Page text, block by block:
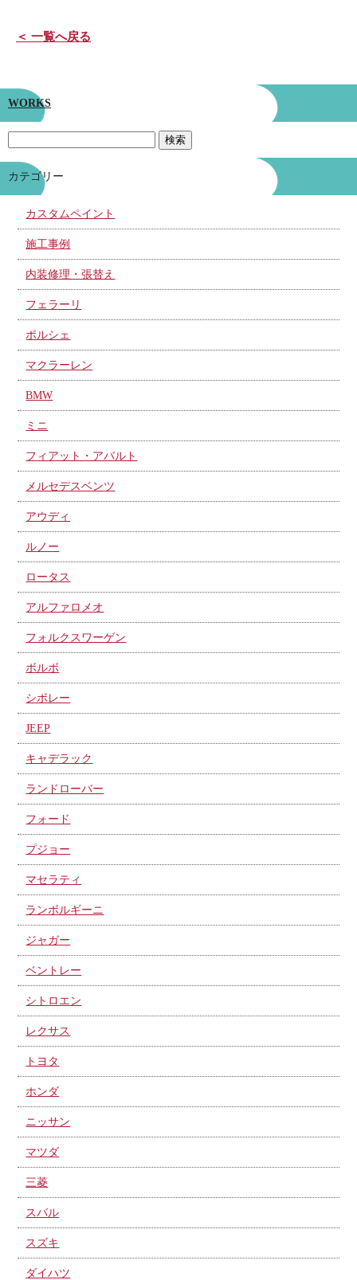
＜ 一覧へ戻る
WORKS
カテゴリー
カスタムペイント
施工事例
内装修理・張替え
フェラーリ
ポルシェ
マクラーレン
BMW
ミニ
フィアット・アバルト
メルセデスベンツ
アウディ
ルノー
ロータス
アルファロメオ
フォルクスワーゲン
ボルボ
シボレー
JEEP
キャデラック
ランドローバー
フォード
プジョー
マセラティ
ランボルギーニ
ジャガー
ベントレー
シトロエン
レクサス
トヨタ
ホンダ
ニッサン
マツダ
三菱
スバル
スズキ
ダイハツ